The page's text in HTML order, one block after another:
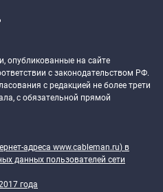
опубликованные на сайте
с законодательством РФ.
с редакцией не более трети
с обязательной прямой
адреса www.cableman.ru) в
данных пользователей сети
года